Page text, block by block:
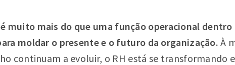
muito mais do que uma função operacional dentro
moldar o presente e o futuro da organização. À
continuam a evoluir, o RH está se transformando